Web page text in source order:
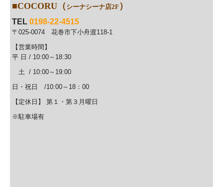
■COCORU （ シーナシーナ店2F）
TEL0198-22-4515
〒025-0074 花巻市下小舟渡118-1
【営業時間】
平 日 / 10:00～18:30
土 / 10:00～19:00
日・祝日 /10:00～18：00
【定休日】 第１・第３月曜日
※駐車場有